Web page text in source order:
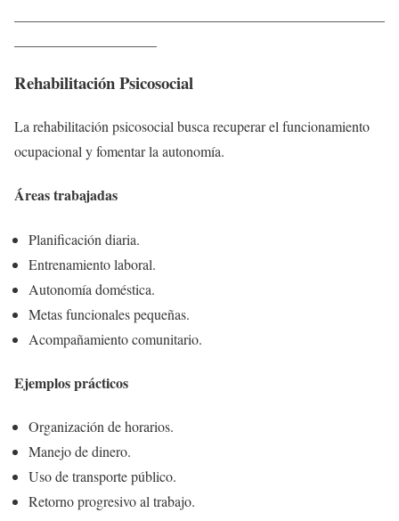
Rehabilitación Psicosocial
La rehabilitación psicosocial busca recuperar el funcionamiento
ocupacional y fomentar la autonomía.
Áreas trabajadas
Planificación diaria.
Entrenamiento laboral.
Autonomía doméstica.
Metas funcionales pequeñas.
Acompañamiento comunitario.
Ejemplos prácticos
Organización de horarios.
Manejo de dinero.
Uso de transporte público.
Retorno progresivo al trabajo.